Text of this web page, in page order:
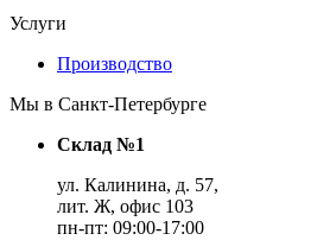
Услуги
Производство
Мы в Санкт-Петербурге
Склад №1
ул. Калинина, д. 57,
лит. Ж, офис 103
пн-пт: 09:00-17:00